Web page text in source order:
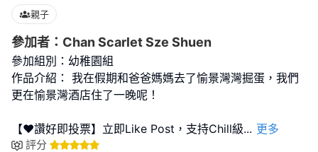
親子
參加者：Chan Scarlet Sze Shuen
參加組別：幼稚園組
作品介紹： 我在假期和爸爸媽媽去了愉景灣灣掘蛋，我們
更在愉景灣酒店住了一晚呢！
【❤️讚好即投票】立即Like Post，支持Chill級... 更多
評分